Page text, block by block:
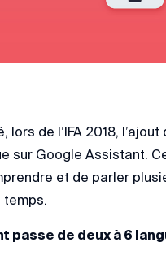
de l’IFA 2018, l’ajout
sur Google Assistant.
et de parler
temps.
passe de deux à 6